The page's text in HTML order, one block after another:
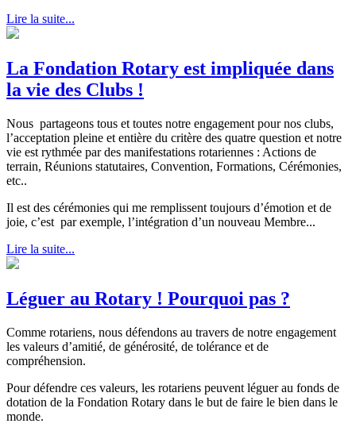
Lire la suite...
La Fondation Rotary est impliquée dans
la vie des Clubs !
Nous partageons tous et toutes notre engagement pour nos clubs,
l’acceptation pleine et entière du critère des quatre question et notre
vie est rythmée par des manifestations rotariennes : Actions de
terrain, Réunions statutaires, Convention, Formations, Cérémonies,
etc..
Il est des cérémonies qui me remplissent toujours d’émotion et de
joie, c’est par exemple, l’intégration d’un nouveau Membre...
Lire la suite...
Léguer au Rotary ! Pourquoi pas ?
Comme rotariens, nous défendons au travers de notre engagement
les valeurs d’amitié, de générosité, de tolérance et de
compréhension.
Pour défendre ces valeurs, les rotariens peuvent léguer au fonds de
dotation de la Fondation Rotary dans le but de faire le bien dans le
monde.